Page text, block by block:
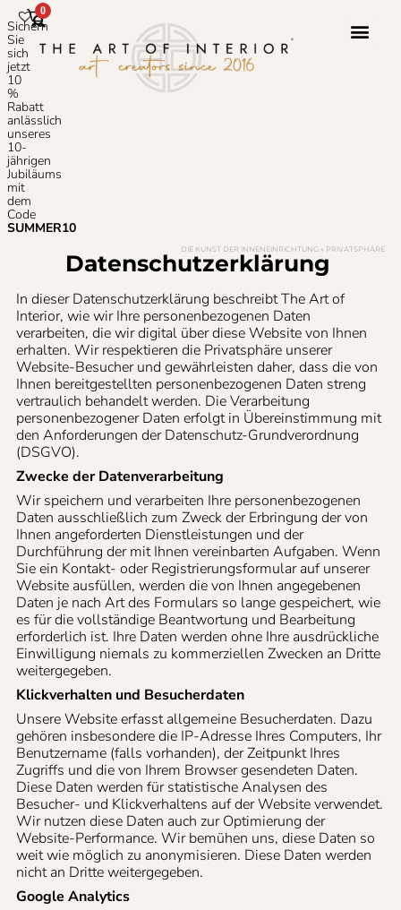
Sichern
Sie
sich
jetzt
10
%
Rabatt
anlässlich
unseres
10-
jährigen
Jubiläums
mit
dem
Code
SUMMER10
0
DIE KUNST DER INNENEINRICHTUNG » PRIVATSPHÄRE
Datenschutzerklärung
In dieser Datenschutzerklärung beschreibt The Art of
Interior, wie wir Ihre personenbezogenen Daten
verarbeiten, die wir digital über diese Website von Ihnen
erhalten. Wir respektieren die Privatsphäre unserer
Website-Besucher und gewährleisten daher, dass die von
Ihnen bereitgestellten personenbezogenen Daten streng
vertraulich behandelt werden. Die Verarbeitung
personenbezogener Daten erfolgt in Übereinstimmung mit
den Anforderungen der Datenschutz-Grundverordnung
(DSGVO).
Zwecke der Datenverarbeitung
Wir speichern und verarbeiten Ihre personenbezogenen
Daten ausschließlich zum Zweck der Erbringung der von
Ihnen angeforderten Dienstleistungen und der
Durchführung der mit Ihnen vereinbarten Aufgaben. Wenn
Sie ein Kontakt- oder Registrierungsformular auf unserer
Website ausfüllen, werden die von Ihnen angegebenen
Daten je nach Art des Formulars so lange gespeichert, wie
es für die vollständige Beantwortung und Bearbeitung
erforderlich ist. Ihre Daten werden ohne Ihre ausdrückliche
Einwilligung niemals zu kommerziellen Zwecken an Dritte
weitergegeben.
Klickverhalten und Besucherdaten
Unsere Website erfasst allgemeine Besucherdaten. Dazu
gehören insbesondere die IP-Adresse Ihres Computers, Ihr
Benutzername (falls vorhanden), der Zeitpunkt Ihres
Zugriffs und die von Ihrem Browser gesendeten Daten.
Diese Daten werden für statistische Analysen des
Besucher- und Klickverhaltens auf der Website verwendet.
Wir nutzen diese Daten auch zur Optimierung der
Website-Performance. Wir bemühen uns, diese Daten so
weit wie möglich zu anonymisieren. Diese Daten werden
nicht an Dritte weitergegeben.
Google Analytics